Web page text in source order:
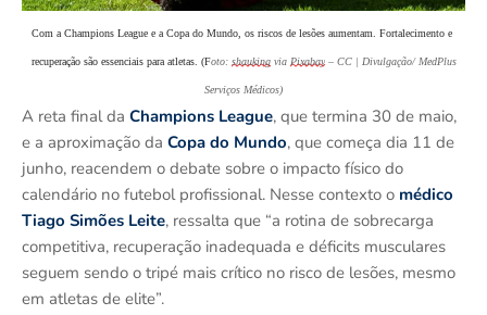
Com a Champions League e a Copa do Mundo, os riscos de lesões aumentam. Fortalecimento e
recuperação são essenciais para atletas. (Foto: shaukingvia Pixabay– CC | Divulgação/ MedPlus
Serviços Médicos)
A reta final da Champions League, que termina 30 de maio,
e a aproximação da Copa do Mundo, que começa dia 11 de
junho, reacendem o debate sobre o impacto físico do
calendário no futebol profissional. Nesse contexto o médico
Tiago Simões Leite, ressalta que “a rotina de sobrecarga
competitiva, recuperação inadequada e déficits musculares
seguem sendo o tripé mais crítico no risco de lesões, mesmo
em atletas de elite”.